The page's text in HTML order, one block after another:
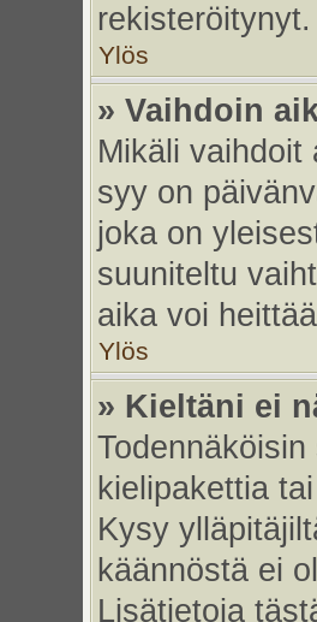
Ylös
» Vaihdoin
Mikäli vaihdoit
syy on
joka on
suuniteltu
aika voi
Ylös
» Kieltäni ei
kielipakettia
Kysy
käännöstä ei
Lisätietoja